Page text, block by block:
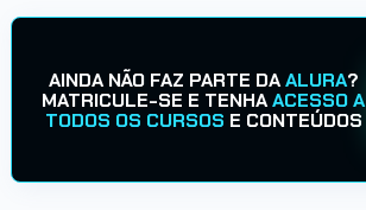
AINDA NÃO FAZ PARTE DAALURA?
MATRICULE-SE E TENHAACESSO A
TODOS OS CURSOS E CONTEÚDOS